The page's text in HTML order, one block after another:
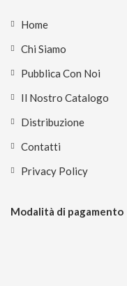
Home
Chi Siamo
Pubblica Con Noi
Il Nostro Catalogo
Distribuzione
Contatti
Privacy Policy
Modalità di pagamento